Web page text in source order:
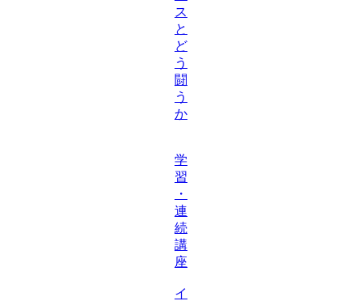
ス
と
ど
う
闘
う
か
学
習
・
連
続
講
座
イ